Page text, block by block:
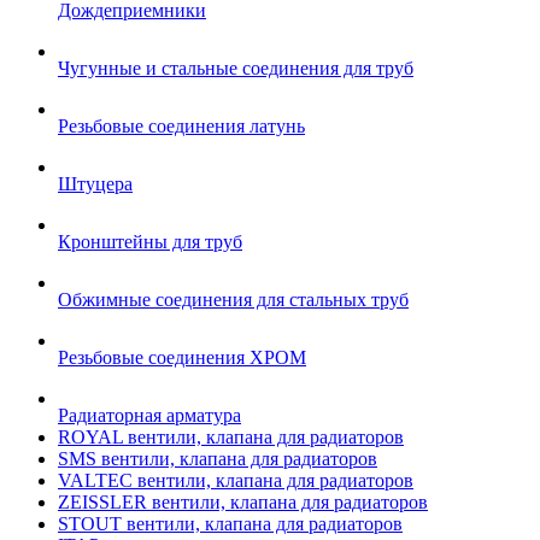
Дождеприемники
Чугунные и стальные соединения для труб
Резьбовые соединения латунь
Штуцера
Кронштейны для труб
Обжимные соединения для стальных труб
Резьбовые соединения ХРОМ
Радиаторная арматура
ROYAL вентили, клапана для радиаторов
SMS вентили, клапана для радиаторов
VALTEC вентили, клапана для радиаторов
ZEISSLER вентили, клапана для радиаторов
STOUT вентили, клапана для радиаторов